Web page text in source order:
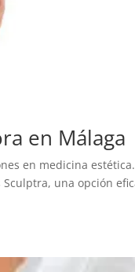
en Málaga
en medicina estética.
una opción